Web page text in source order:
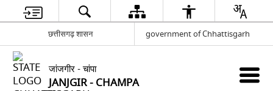
छत्तीसगढ़ शासन government of Chhattisgarh
जांजगीर - चांपा
JANJGIR - CHAMPA